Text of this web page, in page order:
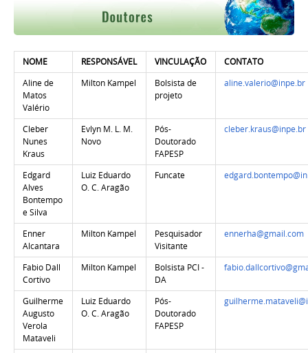
NOME RESPONSÁVEL VINCULAÇÃO
CONTATO
Aline de
Matos
Valério
Milton Kampel
Bolsista de
projeto
aline.valerio@inpe.br
Cleber
Nunes
Kraus
Evlyn M. L. M.
Novo
Pós-
Doutorado
FAPESP
cleber.kraus@inpe.br
Edgard
Alves
Bontempo
e Silva
Luiz Eduardo
O. C. Aragão
Funcate
Enner
Alcantara
Milton Kampel
Pesquisador
Visitante
ennerha@gmail.com
Fabio Dall
Cortivo
Milton Kampel
Bolsista PCI -
DA
Guilherme
Augusto
Verola
Mataveli
Luiz Eduardo
O. C. Aragão
Pós-
Doutorado
FAPESP